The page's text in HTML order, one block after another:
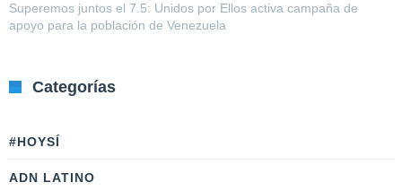
Superemos juntos el 7.5: Unidos por Ellos activa campaña de
apoyo para la población de Venezuela
Categorías
#HOYSÍ
ADN LATINO